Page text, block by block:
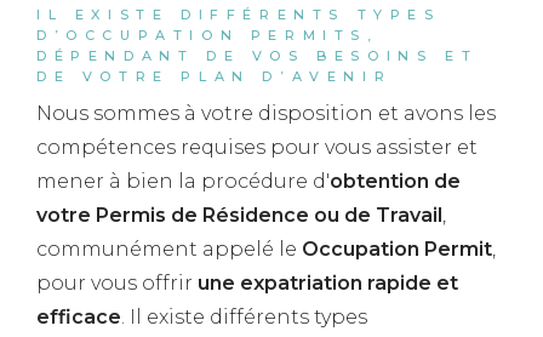
IL EXISTE DIFFÉRENTS TYPES
D’OCCUPATION PERMITS,
DÉPENDANT DE VOS BESOINS ET
DE VOTRE PLAN D’AVENIR
Nous sommes à votre disposition et avons les
compétences requises pour vous assister et
mener à bien la procédure d'obtention de
votre Permis de Résidence ou de Travail,
communément appelé le Occupation Permit,
pour vous offrir une expatriation rapide et
efficace. Il existe différents types